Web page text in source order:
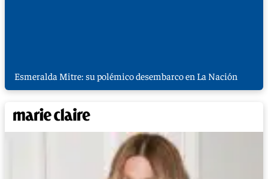
Esmeralda Mitre: su polémico desembarco en La Nación